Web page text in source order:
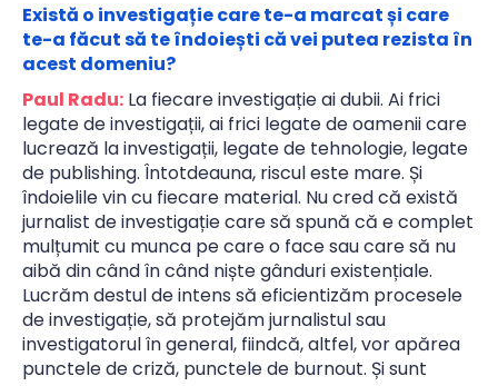
Există o investigație care te-a marcat și care
te-a făcut să te îndoiești că vei putea rezista în
acest domeniu?
Paul Radu: La fiecare investigație ai dubii. Ai frici
legate de investigații, ai frici legate de oamenii care
lucrează la investigații, legate de tehnologie, legate
de publishing. Întotdeauna, riscul este mare. Și
îndoielile vin cu fiecare material. Nu cred că există
jurnalist de investigație care să spună că e complet
mulțumit cu munca pe care o face sau care să nu
aibă din când în când niște gânduri existențiale.
Lucrăm destul de intens să eficientizăm procesele
de investigație, să protejăm jurnalistul sau
investigatorul în general, fiindcă, altfel, vor apărea
punctele de criză, punctele de burnout. Și sunt